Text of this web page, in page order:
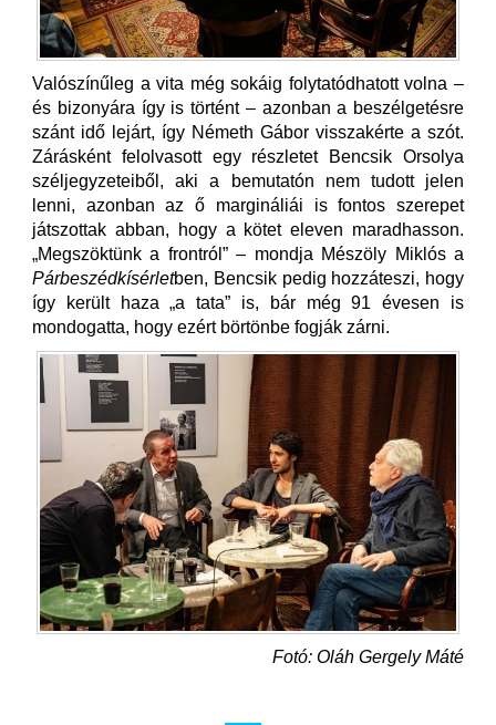
Valószínűleg a vita még sokáig folytatódhatott volna –
és bizonyára így is történt – azonban a beszélgetésre
szánt idő lejárt, így Németh Gábor visszakérte a szót.
Zárásként felolvasott egy részletet Bencsik Orsolya
széljegyzeteiből, aki a bemutatón nem tudott jelen
lenni, azonban az ő margináliái is fontos szerepet
játszottak abban, hogy a kötet eleven maradhasson.
„Megszöktünk a frontról” – mondja Mészöly Miklós a
Párbeszédkísérletben, Bencsik pedig hozzáteszi, hogy
így került haza „a tata” is, bár még 91 évesen is
mondogatta, hogy ezért börtönbe fogják zárni.
Fotó: Oláh Gergely Máté